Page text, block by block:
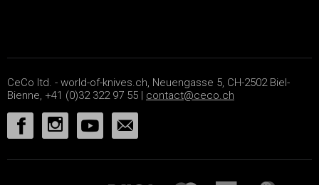
CeCo ltd. - world-of-knives.ch, Neuengasse 5, CH-2502 Biel-
Bienne, +41 (0)32 322 97 55 | contact@ceco.ch